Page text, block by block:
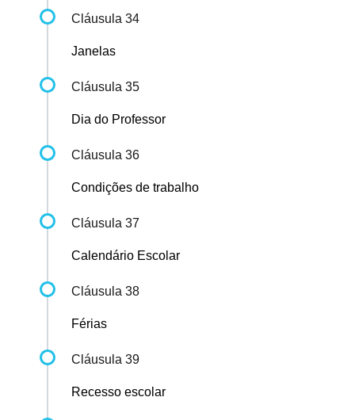
Cláusula 34
Janelas
Cláusula 35
Dia do Professor
Cláusula 36
Condições de trabalho
Cláusula 37
Calendário Escolar
Cláusula 38
Férias
Cláusula 39
Recesso escolar